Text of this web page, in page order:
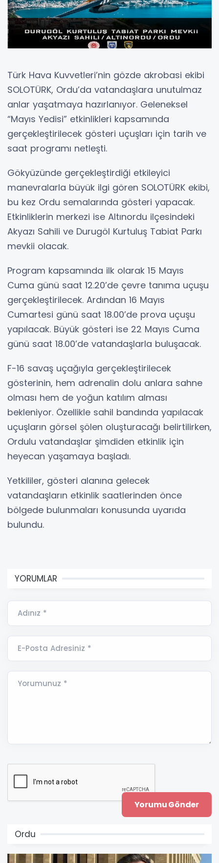
Türk Hava Kuvvetleri’nin gözde akrobasi ekibi
SOLOTÜRK, Ordu’da vatandaşlara unutulmaz
anlar yaşatmaya hazırlanıyor. Geleneksel
“Mayıs Yedisi” etkinlikleri kapsamında
gerçekleştirilecek gösteri uçuşları için tarih ve
saat programı netleşti.
Gökyüzünde gerçekleştirdiği etkileyici
manevralarla büyük ilgi gören SOLOTÜRK ekibi,
bu kez Ordu semalarında gösteri yapacak.
Etkinliklerin merkezi ise Altınordu ilçesindeki
Akyazı Sahili ve Durugöl Kurtuluş Tabiat Parkı
mevkii olacak.
Program kapsamında ilk olarak 15 Mayıs
Cuma günü saat 12.20’de çevre tanıma uçuşu
gerçekleştirilecek. Ardından 16 Mayıs
Cumartesi günü saat 18.00’de prova uçuşu
yapılacak. Büyük gösteri ise 22 Mayıs Cuma
günü saat 18.00’de vatandaşlarla buluşacak.
F-16 savaş uçağıyla gerçekleştirilecek
gösterinin, hem adrenalin dolu anlara sahne
olması hem de yoğun katılım alması
bekleniyor. Özellikle sahil bandında yapılacak
uçuşların görsel şölen oluşturacağı belirtilirken,
Ordulu vatandaşlar şimdiden etkinlik için
heyecan yaşamaya başladı.
Yetkililer, gösteri alanına gelecek
vatandaşların etkinlik saatlerinden önce
bölgede bulunmaları konusunda uyarıda
bulundu.
YORUMLAR
Adınız *
E-Posta Adresiniz *
Yorumunuz *
Ordu